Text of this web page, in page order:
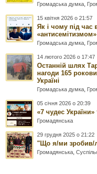
Громадська думка
15 квітня 2026 о 21:57
Як і чому під час
Громадська думка
14 лютого 2026 о 17:47
Останній шлях
нагоди 165
Україні
Громадська думка
05 січня 2026 о 20:39
«7 чудес
Громадянська
29 грудня 2025 о 21:22
"Що я/ми зробив/
Громадянська ,